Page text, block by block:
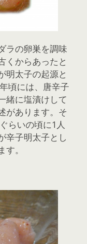
ラの卵巣を調味
くからあったと
明太子の起源と
頃には、唐辛子
緒に塩漬けして
があります。そ
らいの頃に1人
辛子明太子とし
。